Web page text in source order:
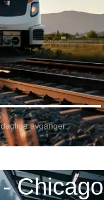
avganger:
Chicago